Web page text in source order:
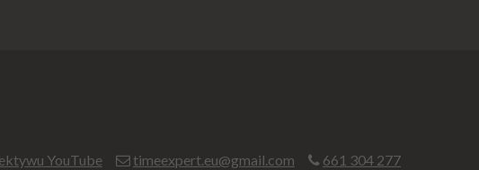
YouTube timeexpert.eu@gmail.com 661 304 277